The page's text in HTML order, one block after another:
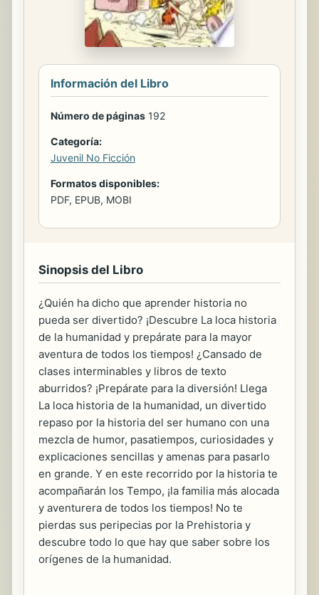
Información del Libro
Número de páginas 192
Categoría:
Juvenil No Ficción
Formatos disponibles:
PDF, EPUB, MOBI
Sinopsis del Libro
¿Quién ha dicho que aprender historia no
pueda ser divertido? ¡Descubre La loca historia
de la humanidad y prepárate para la mayor
aventura de todos los tiempos! ¿Cansado de
clases interminables y libros de texto
aburridos? ¡Prepárate para la diversión! Llega
La loca historia de la humanidad, un divertido
repaso por la historia del ser humano con una
mezcla de humor, pasatiempos, curiosidades y
explicaciones sencillas y amenas para pasarlo
en grande. Y en este recorrido por la historia te
acompañarán los Tempo, ¡la familia más alocada
y aventurera de todos los tiempos! No te
pierdas sus peripecias por la Prehistoria y
descubre todo lo que hay que saber sobre los
orígenes de la humanidad.